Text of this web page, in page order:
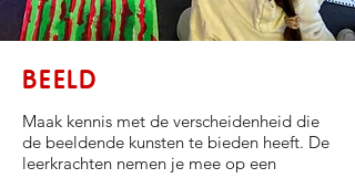
BEELD
Maak kennis met de verscheidenheid die
de beeldende kunsten te bieden heeft. De
leerkrachten nemen je mee op een